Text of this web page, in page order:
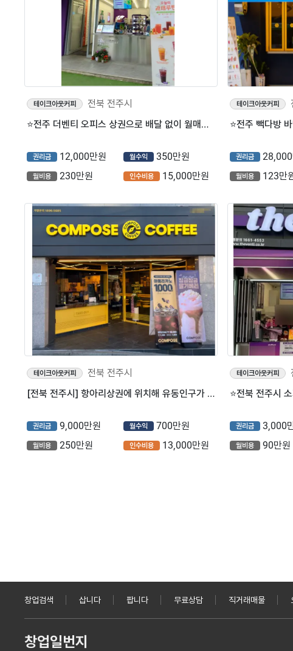
테이크아웃커피
전북 전주시
⭐전주 더벤티 오피스 상권으로 배달 없이 월매출 1600만원 나오는 매장입니다.
권리금 12,000만원 월수익 350만원
월비용 230만원 인수비용 15,000만원
테이크아웃커피
권리금 28,000
월비용 123만
테이크아웃커피
전북 전주시
[전북 전주시] 항아리상권에 위치해 유동인구가 많아 매출잘나오는 컴포즈커피입니다! (프랜차이즈/저가커피/카페)
권리금 9,000만원 월수익 700만원
월비용 250만원 인수비용 13,000만원
테이크아웃커피
권리금 3,000
월비용 90만원
창업검색 삽니다 팝니다 무료상담 직거래매물
창업일번지